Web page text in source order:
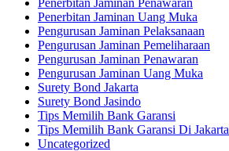
Penerbitan Jaminan Uang Muka
Pengurusan Jaminan Pelaksanaan
Pengurusan Jaminan Pemeliharaan
Pengurusan Jaminan Penawaran
Pengurusan Jaminan Uang Muka
Surety Bond Jakarta
Surety Bond Jasindo
Tips Memilih Bank Garansi
Tips Memilih Bank Garansi Di Jakarta
Uncategorized